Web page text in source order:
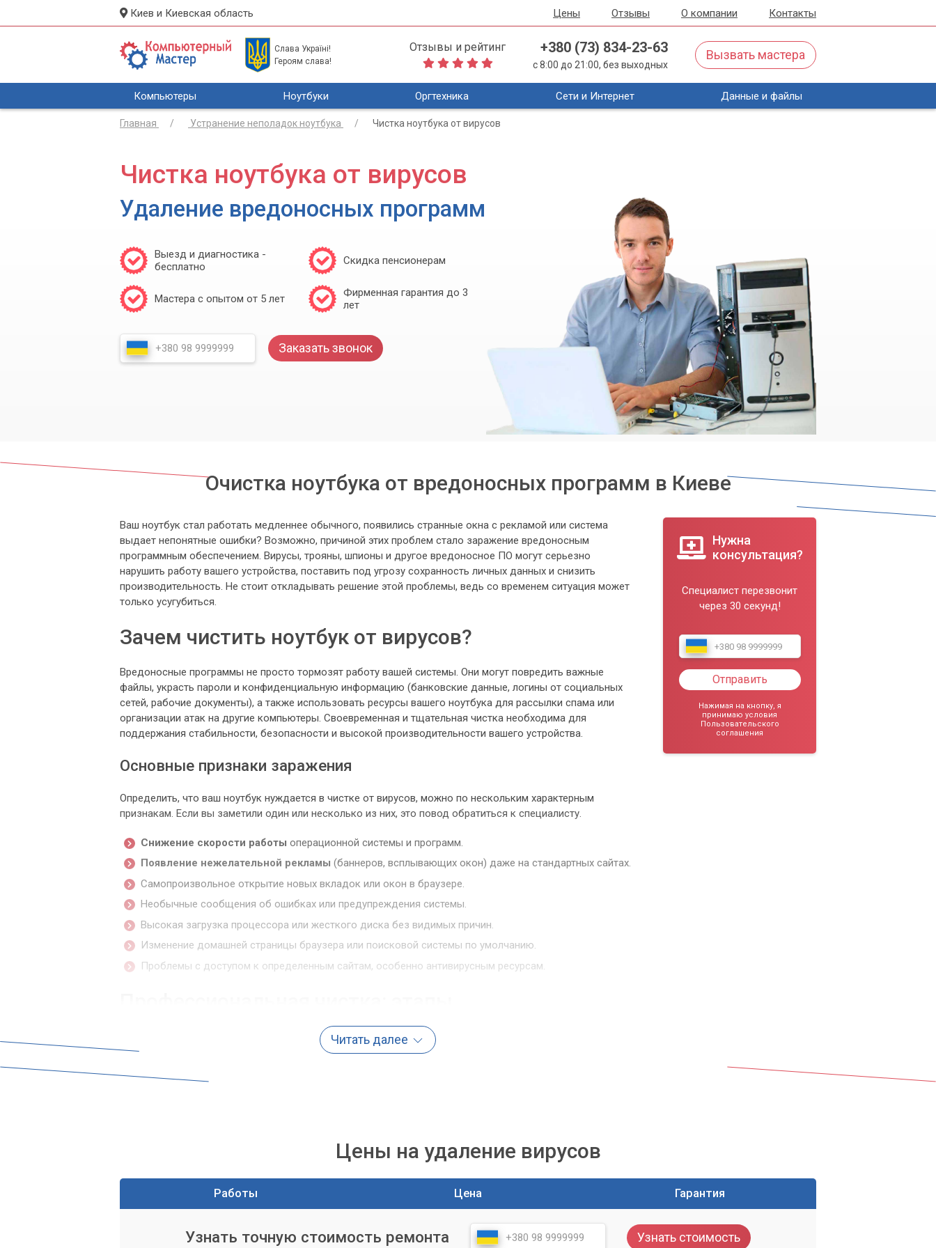
Киев и Киевская область Цены Отзывы О компании Контакты
Слава Україні!
Героям слава!
Отзывы и рейтинг +380 (73) 834-23-63
с 8:00 до 21:00, без выходных
Вызвать мастера
Компьютеры Ноутбуки Оргтехника Сети и Интернет Данные и файлы
Главная Устранение неполадок ноутбука Чистка ноутбука от вирусов
Чистка ноутбука от вирусов
Удаление вредоносных программ
Выезд и диагностика -
бесплатно
Скидка пенсионерам
Мастера с опытом от 5 лет
Фирменная гарантия до 3
лет
Заказать звонок
Очистка ноутбука от вредоносных программ в Киеве
Ваш ноутбук стал работать медленнее обычного, появились странные окна с рекламой или система
выдает непонятные ошибки? Возможно, причиной этих проблем стало заражение вредоносным
программным обеспечением. Вирусы, трояны, шпионы и другое вредоносное ПО могут серьезно
нарушить работу вашего устройства, поставить под угрозу сохранность личных данных и снизить
производительность. Не стоит откладывать решение этой проблемы, ведь со временем ситуация может
только усугубиться.
Зачем чистить ноутбук от вирусов?
Вредоносные программы не просто тормозят работу вашей системы. Они могут повредить важные
файлы, украсть пароли и конфиденциальную информацию (банковские данные, логины от социальных
сетей, рабочие документы), а также использовать ресурсы вашего ноутбука для рассылки спама или
организации атак на другие компьютеры. Своевременная и тщательная чистка необходима для
поддержания стабильности, безопасности и высокой производительности вашего устройства.
Основные признаки заражения
Определить, что ваш ноутбук нуждается в чистке от вирусов, можно по нескольким характерным
признакам. Если вы заметили один или несколько из них, это повод обратиться к специалисту.
Снижение скорости работы операционной системы и программ.
Появление нежелательной рекламы (баннеров, всплывающих окон) даже на стандартных сайтах.
Самопроизвольное открытие новых вкладок или окон в браузере.
Необычные сообщения об ошибках или предупреждения системы.
Высокая загрузка процессора или жесткого диска без видимых причин.
Изменение домашней страницы браузера или поисковой системы по умолчанию.
Проблемы с доступом к определенным сайтам, особенно антивирусным ресурсам.
Самостоятельные попытки удалить сложные вирусы могут привести к потере данных или повреждению
системы. Профессиональная чистка в сервисном центре «Компьютерный Мастер» гарантирует глубокое
ваших файлов.
Наши специалисты проводят комплекс мероприятий, направленных на полное избавление вашего
Полная диагностика системы для выявления всех активных и скрытых угроз.
Нейтрализация и удаление обнаруженных вирусов, троянов, червей, шпионского и рекламного ПО.
Читать далее
Нужна
консультация?
Специалист перезвонит
через 30 секунд!
Отправить
Нажимая на кнопку, я
принимаю условия
Пользовательского
соглашения
Цены на удаление вирусов
Работы Цена Гарантия
Узнать точную стоимость ремонта Узнать стоимость